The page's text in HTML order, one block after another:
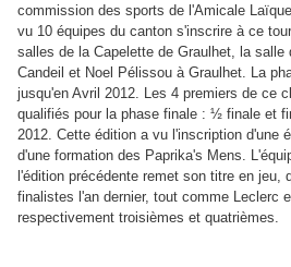
commission des sports de l'Amicale
vu 10 équipes du canton s'inscrire à ce
salles de la Capelette de Graulhet, la salle
Candeil et Noel Pélissou à Graulhet. La
jusqu'en Avril 2012. Les 4 premiers de ce
qualifiés pour la phase finale : ½ finale et
2012. Cette édition a vu l'inscription d'une
d'une formation des Paprika's Mens.
l'édition précédente remet son titre en jeu,
finalistes l'an dernier, tout comme Leclerc
respectivement troisièmes et quatrièmes.